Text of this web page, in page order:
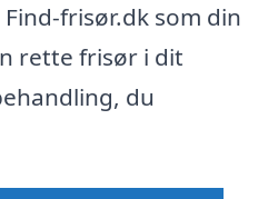
frisør.dk som din
rette frisør i dit
du